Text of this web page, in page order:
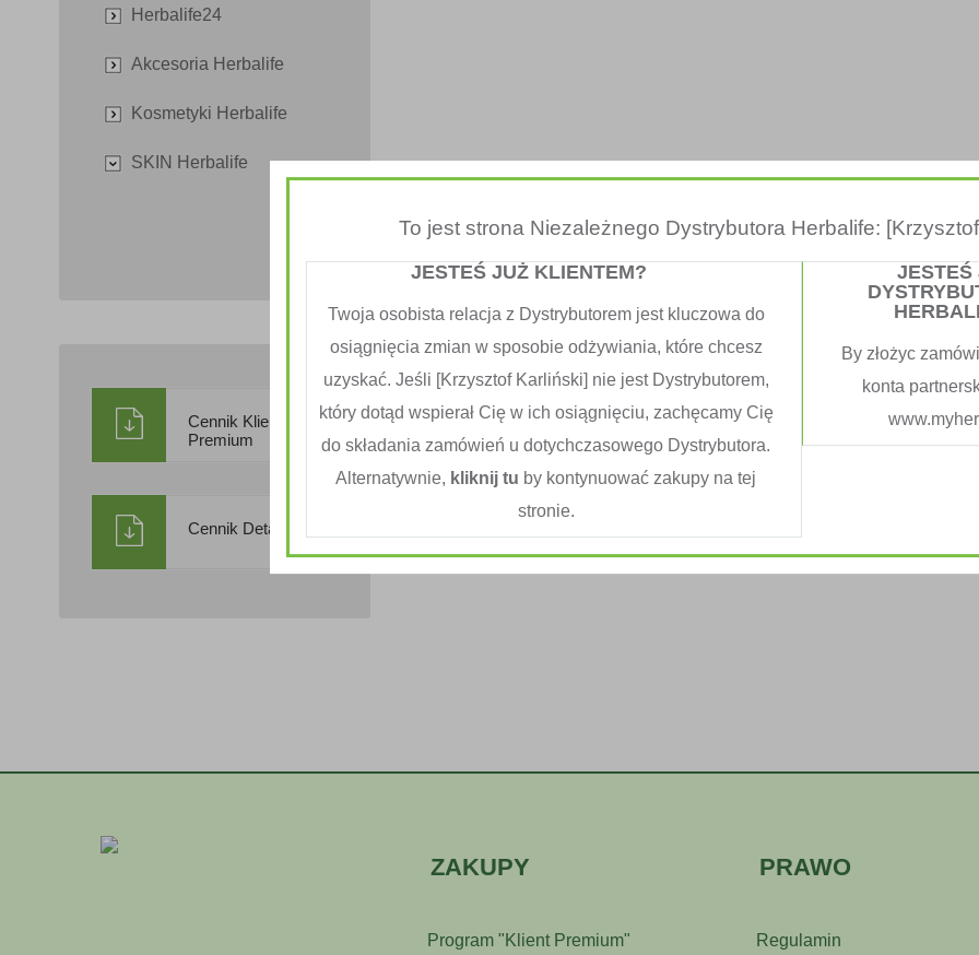
Herbalife24
Akcesoria Herbalife
Kosmetyki Herbalife
SKIN Herbalife
Cennik Klienta
Premium
Cennik Detaliczny
ZAKUPY
Program "Klient Premium"
PRAWO
Regulamin
To jest strona Niezależnego Dystrybutora Herbalife:
JESTEŚ JUŻ KLIENTEM?
Twoja osobista relacja z Dystrybutorem jest kluczowa do
osiągnięcia zmian w sposobie odżywiania, które chcesz
uzyskać. Jeśli [Krzysztof Karliński] nie jest Dystrybutorem,
który dotąd wspierał Cię w ich osiągnięciu, zachęcamy Cię
do składania zamówień u dotychczasowego Dystrybutora.
Alternatywnie, kliknij tu by kontynuować zakupy na tej
stronie.
JESTEŚ
By złożyc
konta